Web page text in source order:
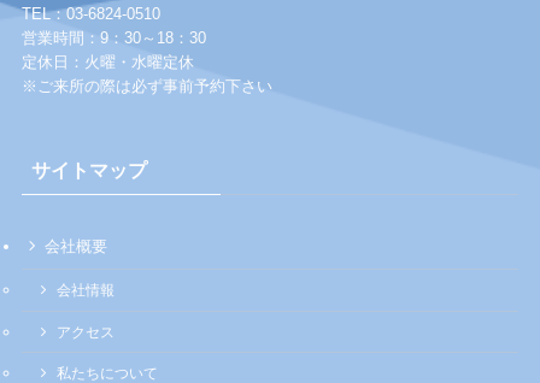
TEL：03-6824-0510
営業時間：9：30～18：30
定休日：火曜・水曜定休
※ご来所の際は必ず事前予約下さい
サイトマップ
会社概要
会社情報
アクセス
私たちについて